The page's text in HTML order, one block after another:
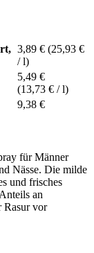
3,89 € (25,93 €
/ l)
5,49 €
(13,73 € / l)
9,38 €
für Männer
Nässe. Die milde
und frisches
an
Rasur vor